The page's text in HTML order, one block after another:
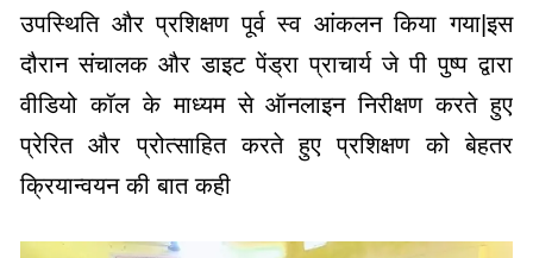
उपस्थिति और प्रशिक्षण पूर्व स्व आंकलन किया गया|इस
दौरान संचालक और डाइट पेंड्रा प्राचार्य जे पी पुष्प द्वारा
वीडियो कॉल के माध्यम से ऑनलाइन निरीक्षण करते हुए
प्रेरित और प्रोत्साहित करते हुए प्रशिक्षण को बेहतर
क्रियान्वयन की बात कही